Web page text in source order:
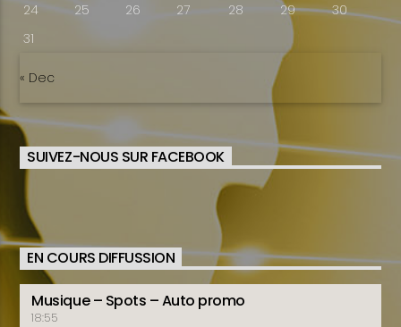
24
25 26 27 28 29
30
31
« Dec
SUIVEZ-NOUS SUR FACEBOOK
EN COURS DIFFUSSION
Musique – Spots – Auto promo
18:55